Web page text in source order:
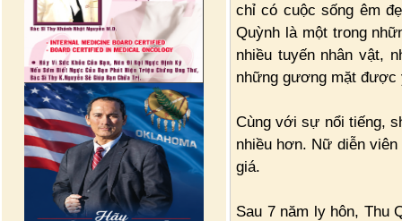
chỉ có cuộc sống êm
Quỳnh là một trong
nhiều tuyến nhân vật,
những gương mặt được
Cùng với sự nổi tiếng,
nhiều hơn. Nữ diễn
giá.
Sau 7 năm ly hôn, Thu